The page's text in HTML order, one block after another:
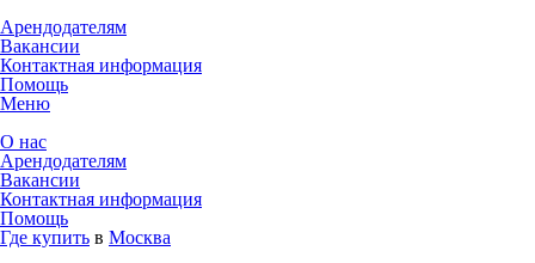
Арендодателям
Вакансии
Контактная информация
Помощь
Меню
О нас
Арендодателям
Вакансии
Контактная информация
Помощь
Где купить в Москва